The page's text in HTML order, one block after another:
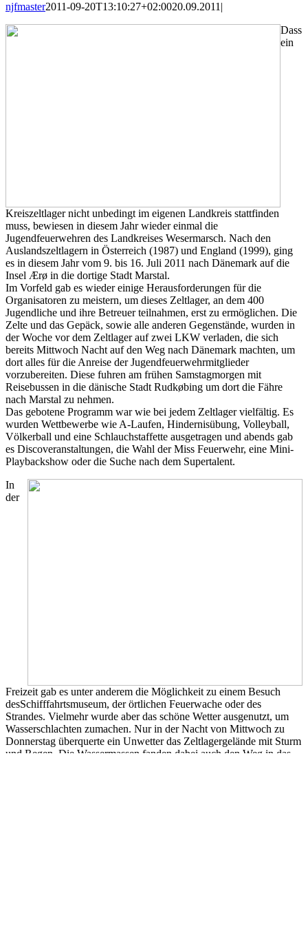
njfmaster2011-09-20T13:10:27+02:0020.09.2011|
Dass
ein
Kreiszeltlager nicht unbedingt im eigenen Landkreis stattfinden
muss, bewiesen in diesem Jahr wieder einmal die
Jugendfeuerwehren des Landkreises Wesermarsch. Nach den
Auslandszeltlagern in Österreich (1987) und England (1999), ging
es in diesem Jahr vom 9. bis 16. Juli 2011 nach Dänemark auf die
Insel Ærø in die dortige Stadt Marstal.
Im Vorfeld gab es wieder einige Herausforderungen für die
Organisatoren zu meistern, um dieses Zeltlager, an dem 400
Jugendliche und ihre Betreuer teilnahmen, erst zu ermöglichen. Die
Zelte und das Gepäck, sowie alle anderen Gegenstände, wurden in
der Woche vor dem Zeltlager auf zwei LKW verladen, die sich
bereits Mittwoch Nacht auf den Weg nach Dänemark machten, um
dort alles für die Anreise der Jugendfeuerwehrmitglieder
vorzubereiten. Diese fuhren am frühen Samstagmorgen mit
Reisebussen in die dänische Stadt Rudkøbing um dort die Fähre
nach Marstal zu nehmen.
Das gebotene Programm war wie bei jedem Zeltlager vielfältig. Es
wurden Wettbewerbe wie A-Laufen, Hindernisübung, Volleyball,
Völkerball und eine Schlauchstaffette ausgetragen und abends gab
es Discoveranstaltungen, die Wahl der Miss Feuerwehr, eine Mini-
Playbackshow oder die Suche nach dem Supertalent.
In
der
Freizeit gab es unter anderem die Möglichkeit zu einem Besuch
desSchifffahrtsmuseum, der örtlichen Feuerwache oder des
Strandes. Vielmehr wurde aber das schöne Wetter ausgenutzt, um
Wasserschlachten zumachen. Nur in der Nacht von Mittwoch zu
Donnerstag überquerte ein Unwetter das Zeltlagergelände mit Sturm
und Regen. Die Wassermassen fanden dabei auch den Weg in das